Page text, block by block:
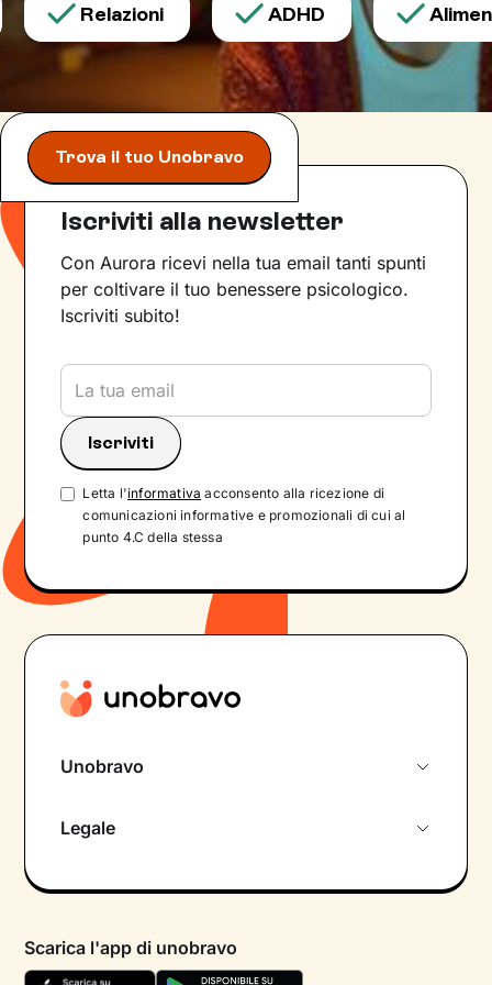
Relazioni ADHD
Trova il tuo Unobravo
Iscriviti alla newsletter
Con Aurora ricevi nella tua email tanti spunti
per coltivare il tuo benessere psicologico.
Iscriviti subito!
Letta l'informativa acconsento alla ricezione di
comunicazioni informative e promozionali di cui al
punto 4.C della stessa
Unobravo
Psicologo in chat
Aiuto urgente
Legale
Termini e condizioni
Scarica l'app di unobravo